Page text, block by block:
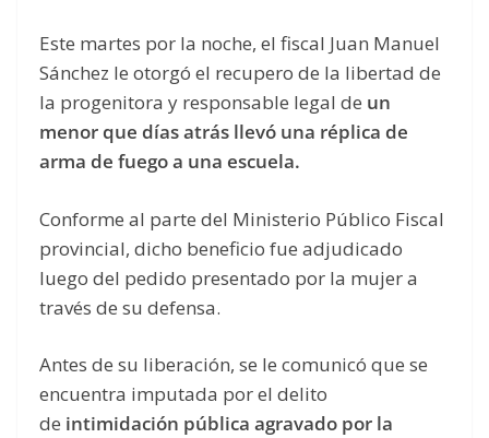
Este martes por la noche, el fiscal Juan Manuel
Sánchez le otorgó el recupero de la libertad de
la progenitora y responsable legal de un
menor que días atrás llevó una réplica de
arma de fuego a una escuela.
Conforme al parte del Ministerio Público Fiscal
provincial, dicho beneficio fue adjudicado
luego del pedido presentado por la mujer a
través de su defensa.
Antes de su liberación, se le comunicó que se
encuentra imputada por el delito
de intimidación pública agravado por la